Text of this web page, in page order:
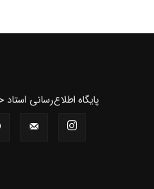
پايگاه اطلاع‌رسانی